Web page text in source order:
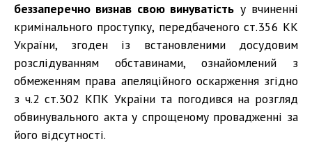
беззаперечно визнав свою винуватість у вчиненні
кримінального проступку, передбаченого ст.356 КК
України, згоден із встановленими досудовим
розслідуванням обставинами, ознайомлений з
обмеженням права апеляційного оскарження згідно
з ч.2 ст.302 КПК України та погодився на розгляд
обвинувального акта у спрощеному провадженні за
його відсутності.